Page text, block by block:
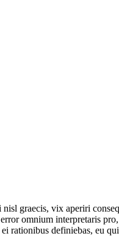
graecis, vix aperiri
omnium interpretaris
rationibus definiebas, eu